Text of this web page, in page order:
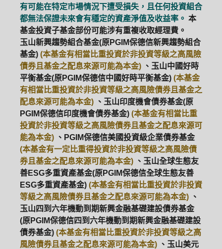
有可能在特定市場情況下遭受損失，且任何投資組合
都無法保證未來會有穩定的資產淨值及收益率。 本
基金投資子基金部份可能涉有重複收取經理費。
玉山新興趨勢組合基金(原PGIM保德信新興趨勢組合
基金) (本基金有相當比重投資於非投資等級之高風險
債券且基金之配息來源可能為本金) 、玉山中國好時
平衡基金(原PGIM保德信中國好時平衡基金) (本基金
有相當比重投資於非投資等級之高風險債券且基金之
配息來源可能為本金) 、玉山印度機會債券基金(原
PGIM保德信印度機會債券基金) (本基金有相當比重
投資於非投資等級之高風險債券且基金之配息來源可
能為本金) 、PGIM保德信美國投資級企業債券基金
(本基金有一定比重得投資於非投資等級之高風險債
券且基金之配息來源可能為本金) 、玉山全球生態友
善ESG多重資產基金(原PGIM保德信全球生態友善
ESG多重資產基金) (本基金有相當比重投資於非投資
等級之高風險債券且基金之配息來源可能為本金) 、
玉山四到六年機動到期新興金融基礎建設債券基金
(原PGIM保德信四到六年機動到期新興金融基礎建設
債券基金) (本基金有相當比重投資於非投資等級之高
風險債券且基金之配息來源可能為本金) 、玉山美元